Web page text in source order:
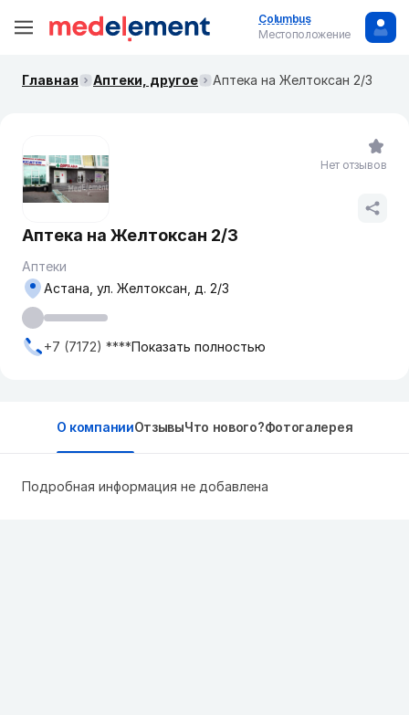
Columbus
Местоположение
Главная Аптеки, другое Аптека на Желтоксан 2/3
Аптека на Желтоксан 2/3
Аптеки
Астана, ул. Желтоксан, д. 2/3
+7 (7172) ****Показать полностью
Нет отзывов
О компанииОтзывыЧто нового?Фотогалерея
Подробная информация не добавлена